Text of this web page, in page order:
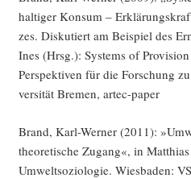
hal­ti­ger Kon­sum –
zes. Dis­ku­tiert am Bei­spiel des
Ines (Hrsg.): Sys­tems of
Per­spek­ti­ven für die For­schung
ver­si­tät Bre­men, artec-paper
Brand, Karl-Wer­ner (2011):
theo­re­ti­sche Zugang«, in
Umwelt­so­zio­lo­gie. Wies­ba­den: